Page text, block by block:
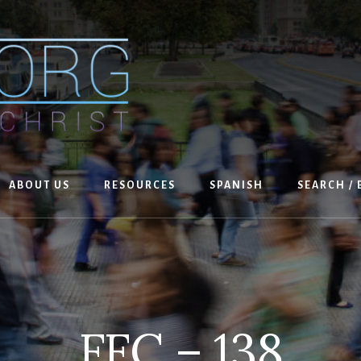
ABOUT US RESOURCES SPANISH SEARCH /